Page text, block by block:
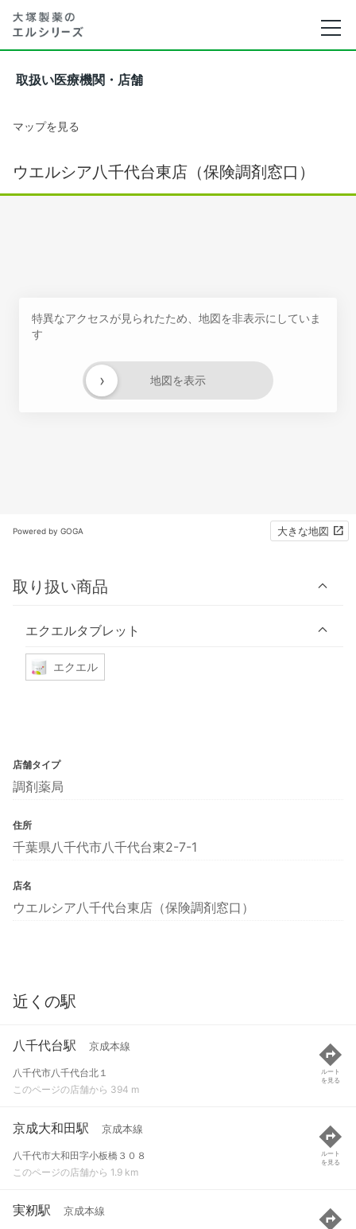
取扱い医療機関・店舗
マップを見る
ウエルシア八千代台東店（保険調剤窓口）
特異なアクセスが見られたため、地図を非表示にしていま
す
地図を表示
›
Powered by GOGA 大きな地図
取り扱い商品
エクエルタブレット
エクエル
店舗タイプ
調剤薬局
住所
千葉県八千代市八千代台東2-7-1
店名
ウエルシア八千代台東店（保険調剤窓口）
近くの駅
八千代台駅 京成本線
八千代市八千代台北１
このページの店舗から 394 m
ルート
を見る
京成大和田駅 京成本線
八千代市大和田字小板橋３０８
このページの店舗から 1.9 km
ルート
を見る
実籾駅 京成本線